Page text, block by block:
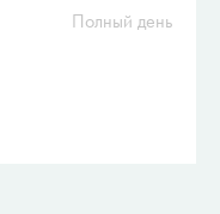
Полный день